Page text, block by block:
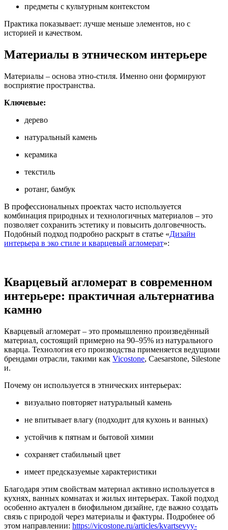
предметы с культурным контекстом
Практика показывает: лучше меньше элементов, но с
историей и качеством.
Материалы в этническом интерьере
Материалы – основа этно-стиля. Именно они формируют
восприятие пространства.
Ключевые:
дерево
натуральный камень
керамика
текстиль
ротанг, бамбук
В профессиональных проектах часто используется
комбинация природных и технологичных материалов – это
позволяет сохранить эстетику и повысить долговечность.
Подобный подход подробно раскрыт в статье «Дизайн
интерьера в эко стиле и кварцевый агломерат»:
Кварцевый агломерат в современном
интерьере: практичная альтернатива
камню
Кварцевый агломерат – это промышленно произведённый
материал, состоящий примерно на 90–95% из натурального
кварца. Технология его производства применяется ведущими
брендами отрасли, такими как Vicostone, Caesarstone, Silestone
и.
Почему он используется в этнических интерьерах:
визуально повторяет натуральный камень
не впитывает влагу (подходит для кухонь и ванных)
устойчив к пятнам и бытовой химии
сохраняет стабильный цвет
имеет предсказуемые характеристики
Благодаря этим свойствам материал активно используется в
кухнях, ванных комнатах и жилых интерьерах. Такой подход
особенно актуален в биофильном дизайне, где важно создать
связь с природой через материалы и фактуры. Подробнее об
этом направлении: https://vicostone.ru/articles/kvartsevyy-